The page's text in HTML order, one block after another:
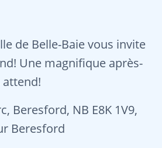
de Belle-Baie vous invite
Une magnifique après-
Beresford, NB E8K 1V9,
Beresford